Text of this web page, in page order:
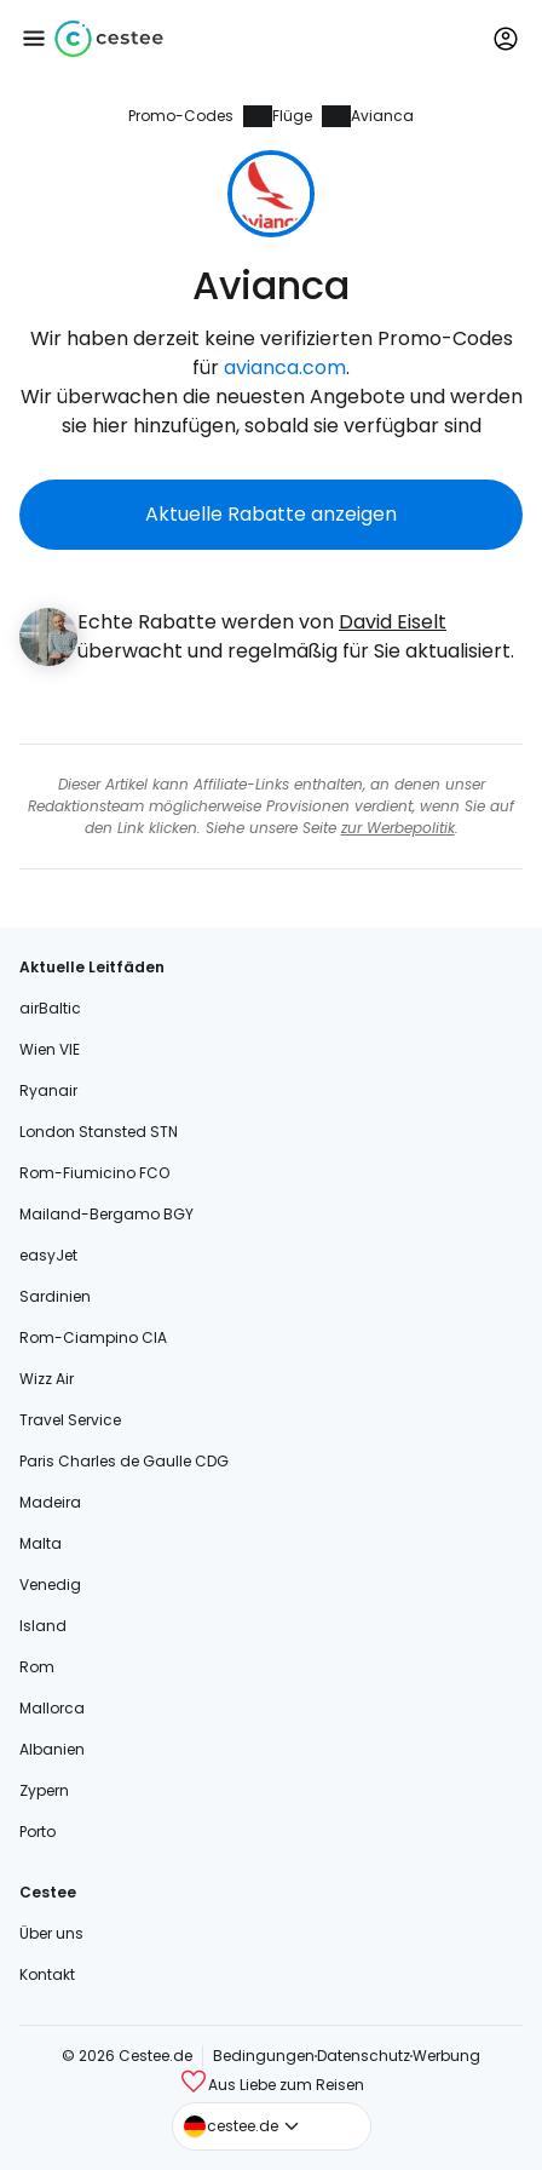
Promo-Codes Flüge Avianca
Avianca
Wir haben derzeit keine verifizierten Promo-Codes
füravianca.com.
Wir überwachen die neuesten Angebote und werden
sie hier hinzufügen, sobald sie verfügbar sind
Aktuelle Rabatte anzeigen
Echte Rabatte werden von David Eiselt
überwacht und regelmäßig für Sie aktualisiert.
Dieser Artikel kann Affiliate-Links enthalten, an denen unser
Redaktionsteam möglicherweise Provisionen verdient, wenn Sie auf
den Link klicken. Siehe unsere Seite zur Werbepolitik.
Aktuelle Leitfäden
airBaltic
Wien VIE
Ryanair
London Stansted STN
Rom-Fiumicino FCO
Mailand-Bergamo BGY
easyJet
Sardinien
Rom-Ciampino CIA
Wizz Air
Travel Service
Paris Charles de Gaulle CDG
Madeira
Malta
Venedig
Island
Rom
Mallorca
Albanien
Zypern
Porto
Cestee
Über uns
Kontakt
© 2026 Cestee.de BedingungenDatenschutzWerbung
Aus Liebe zum Reisen
cestee.de
cestee.com
cestee.sk
Anmeldung bei
... die weltweite Reise-Community
Weiter mit Google
Weiter mit Facebook
Weiter mit E-Mail